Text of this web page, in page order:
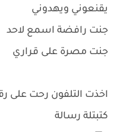
يقنعوني ويهدوني
جنت رافضة اسمع لاحد
جنت مصرة على قراري
اخذت التلفون رحت على
كتبتلة رسالة